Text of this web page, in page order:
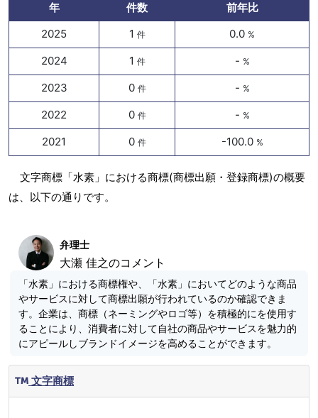
年 件数
前年比
2025
1 件 0.0 %
2024 1 件 - %
2023 0 件 - %
2022 0 件 - %
2021 0 件 -100.0 %
文字商標「水素」における商標(商標出願・登録商標)の概要
は、以下の通りです。
弁理士
大瀬 佳之のコメント
「水素」における商標権や、「水素」においてどのような商品
やサービスに対して商標出願が行われているのか確認できま
す。企業は、商標（ネーミングやロゴ等）を積極的にを使用す
ることにより、消費者に対して自社の商品やサービスを魅力的
にアピールしブランドイメージを高めることができます。
文字商標